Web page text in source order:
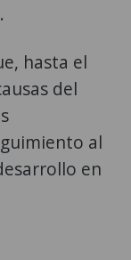
hasta el
del
al
en